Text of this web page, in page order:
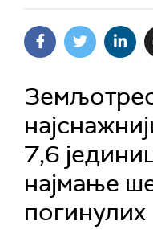
7,6
најмање
погинулих